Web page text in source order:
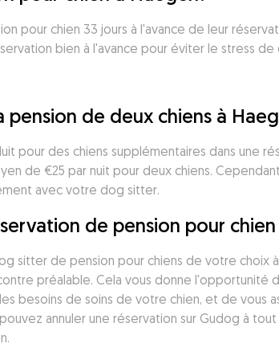
pour chien 33 jours à l'avance de leur
bien à l'avance pour éviter le stress
de deux chiens à
pour des chiens supplémentaires dans une
de €25 par nuit pour deux chiens.
avec votre dog sitter.
de pension pour
sitter de pension pour chiens de votre choix
préalable. Cela vous donne l'opportunité
besoins de soins de votre chien, et de vous
annuler une réservation sur Gudog à